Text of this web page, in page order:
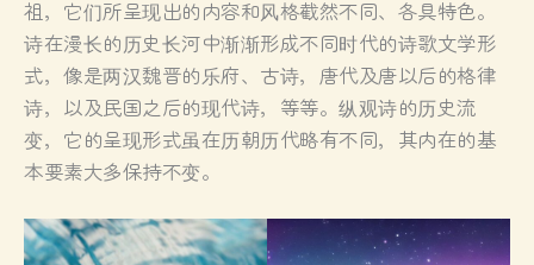
祖，它们所呈现出的内容和风格截然不同、各具特色。
诗在漫长的历史长河中渐渐形成不同时代的诗歌文学形
式，像是两汉魏晋的乐府、古诗，唐代及唐以后的格律
诗，以及民国之后的现代诗，等等。纵观诗的历史流
变，它的呈现形式虽在历朝历代略有不同，其内在的基
本要素大多保持不变。